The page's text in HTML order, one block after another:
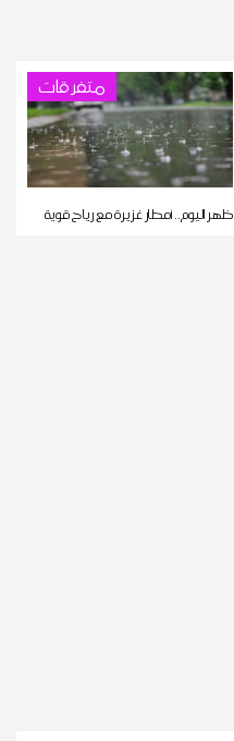
متفرقات
ظهر اليوم.. أمطار غزيرة مع رياح قوية